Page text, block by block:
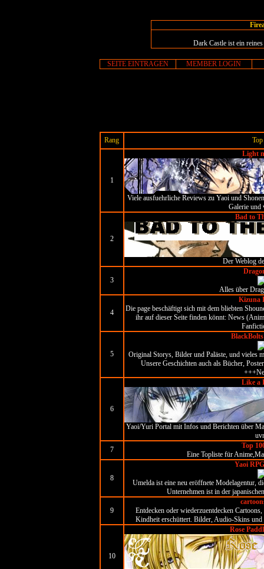
Dark Castle ist ein
SEITE EINTRAGEN MEMBER LOGIN
Rang
1
Light
Viele ausfuehrliche Reviews zu Yaoi und
Galerie und
2
Bad to
Der Weblog
3
Alles über
4
Kizuna
Die page beschäftigt sich mit dem bliebten
ihr auf dieser Seite finden könnt: News
5
Original Storys, Bilder und Paläste, und vieles
Unsere Geschichten auch als Bücher,
6
Like a
Yaoi/Yuri Portal mit Infos und Berichten über
7
Top
Eine Topliste für
8
Yaoi
Umelda ist eine neu eröffnete Modelagentur,
Unternehmen ist in der
9
Entdecken oder wiederzuentdecken
Kindheit erschüttert. Bilder, Audio-Skins und
10
Rose